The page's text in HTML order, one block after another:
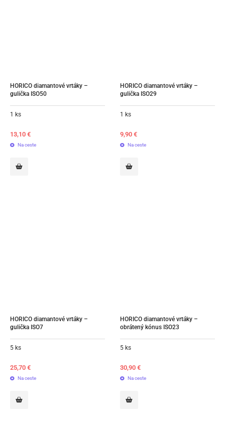
HORICO diamantové vrtáky –
gulička ISO50
1 ks
13,10 €
Na ceste
HORICO diamantové vrtáky –
gulička ISO29
1 ks
9,90 €
Na ceste
HORICO diamantové vrtáky –
gulička ISO7
5 ks
25,70 €
Na ceste
HORICO diamantové vrtáky –
obrátený kónus ISO23
5 ks
30,90 €
Na ceste